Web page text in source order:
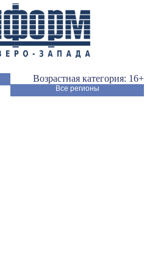
Возрастная категория: 16+
Все регионы